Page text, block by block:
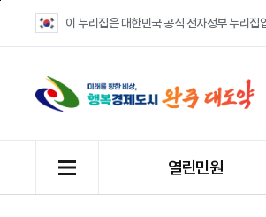
이 누리집은 대한민국 공식 전자정부 누리집
열린민원